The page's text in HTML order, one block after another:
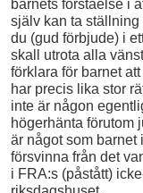
barnets förståelse i
själv kan ta ställning
du (gud förbjude) i
skall utrota alla
förklara för barnet
har precis lika stor
inte är någon
högerhänta förutom
är något som barnet
försvinna från det
i FRA:s (påstått)